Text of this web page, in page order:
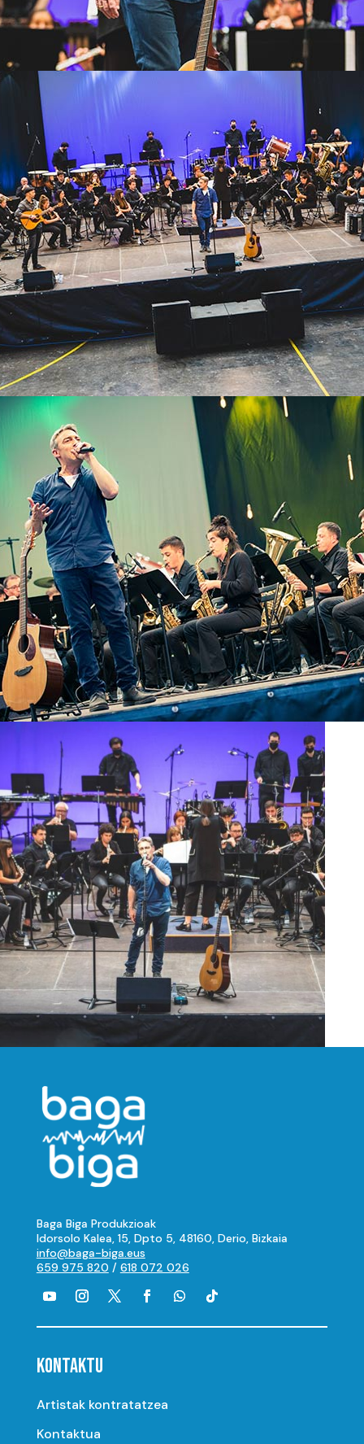
Baga Biga Produkzioak
Idorsolo Kalea, 15, Dpto 5, 48160, Derio, Bizkaia
info@baga-biga.eus
659 975 820 / 618 072 026
KONTAKTU
Artistak kontratatzea
Kontaktua